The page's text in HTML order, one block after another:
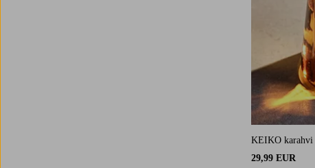
KEIKO karahvi
29,99 EUR